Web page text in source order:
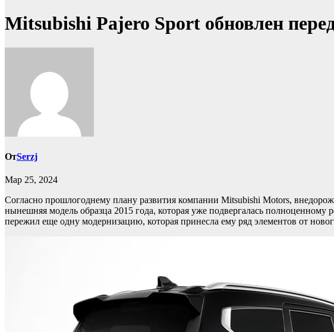
Mitsubishi Pajero Sport обновлен
ОтSerzj
Мар 25, 2024
Согласно прошлогоднему плану развития компании Mitsubishi Motors,
нынешняя модель образца 2015 года, которая уже подвергалась
пережил еще одну модернизацию, которая принесла ему ряд элементов от